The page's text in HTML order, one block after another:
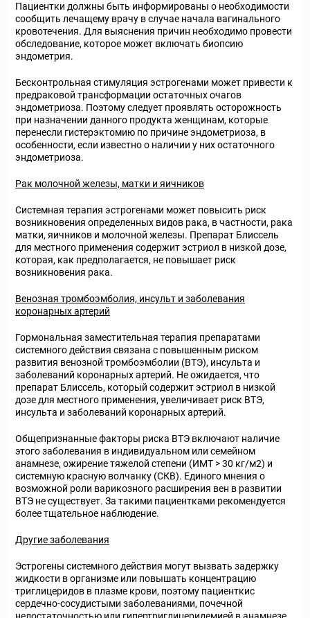
Пациентки должны быть информированы о необходимости
сообщить лечащему врачу в случае начала вагинального
кровотечения. Для выяснения причин необходимо провести
обследование, которое может включать биопсию
эндометрия.
Бесконтрольная стимуляция эстрогенами может привести к
предраковой трансформации остаточных очагов
эндометриоза. Поэтому следует проявлять осторожность
при назначении данного продукта женщинам, которые
перенесли гистерэктомию по причине эндометриоза, в
особенности, если известно о наличии у них остаточного
эндометриоза.
Рак молочной железы, матки и яичников
Системная терапия эстрогенами может повысить риск
возникновения определенных видов рака, в частности, рака
матки, яичников и молочной железы. Препарат Блиссель
для местного применения содержит эстриол в низкой дозе,
которая, как предполагается, не повышает риск
возникновения рака.
Венозная тромбоэмболия, инсульт и заболевания
коронарных артерий
Гормональная заместительная терапия препаратами
системного действия связана с повышенным риском
развития венозной тромбоэмболии (ВТЭ), инсульта и
заболеваний коронарных артерий. Не ожидается, что
препарат Блиссель, который содержит эстриол в низкой
дозе для местного применения, увеличивает риск ВТЭ,
инсульта и заболеваний коронарных артерий.
Общепризнанные факторы риска ВТЭ включают наличие
этого заболевания в индивидуальном или семейном
анамнезе, ожирение тяжелой степени (ИМТ > 30 кг/м2) и
системную красную волчанку (СКВ). Единого мнения о
возможной роли варикозного расширения вен в развитии
ВТЭ не существует. За такими пациентками рекомендуется
более тщательное наблюдение.
Другие заболевания
Эстрогены системного действия могут вызвать задержку
жидкости в организме или повышать концентрацию
триглицеридов в плазме крови, поэтому пациенткис
сердечно-сосудистыми заболеваниями, почечной